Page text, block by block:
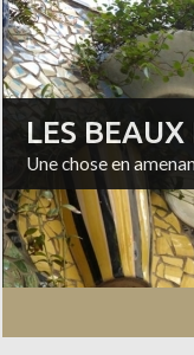
LES
Une chose en